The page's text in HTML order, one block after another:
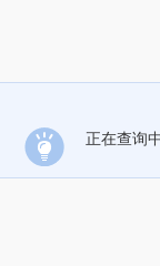
正在查询